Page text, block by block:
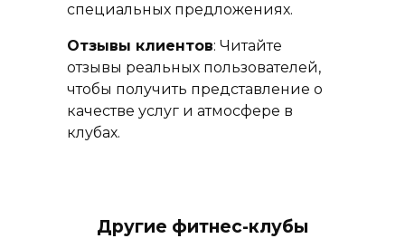
специальных предложениях.
Отзывы клиентов: Читайте
отзывы реальных пользователей,
чтобы получить представление о
качестве услуг и атмосфере в
клубах.
Другие фитнес-клубы